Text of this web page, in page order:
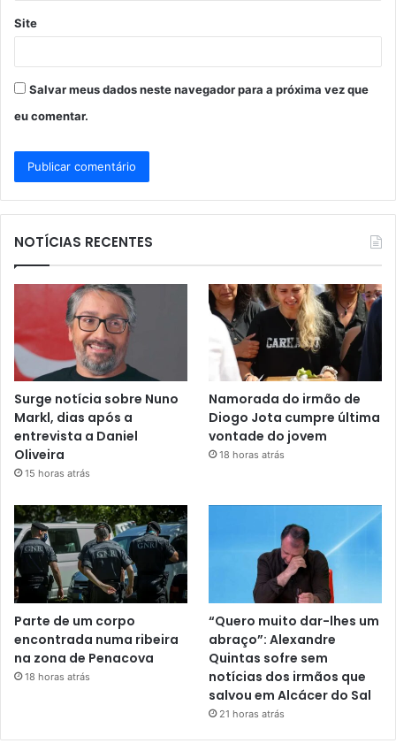
Site
Salvar meus dados neste navegador para a próxima vez que
eu comentar.
NOTÍCIAS RECENTES
Surge notícia sobre Nuno
Markl, dias após a
entrevista a Daniel
Oliveira
15 horas atrás
Namorada do irmão de
Diogo Jota cumpre última
vontade do jovem
18 horas atrás
Parte de um corpo
encontrada numa ribeira
na zona de Penacova
18 horas atrás
“Quero muito dar-lhes um
abraço”: Alexandre
Quintas sofre sem
notícias dos irmãos que
salvou em Alcácer do Sal
21 horas atrás